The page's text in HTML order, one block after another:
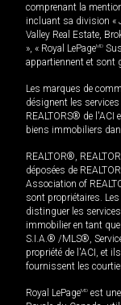
comprenant la
incluant sa division «
Valley Real Estate,
», « Royal LePageMD
appartiennent et sont
Les marques de
désignent les
REALTORS® de l'ACI
biens immobiliers
REALTOR®,
déposées de
Association of
sont propriétaires.
distinguer les
immobilier en tant
S.I.A.® /MLS®,
propriété de l'ACI, et
fournissent les
Royal LePageMD est